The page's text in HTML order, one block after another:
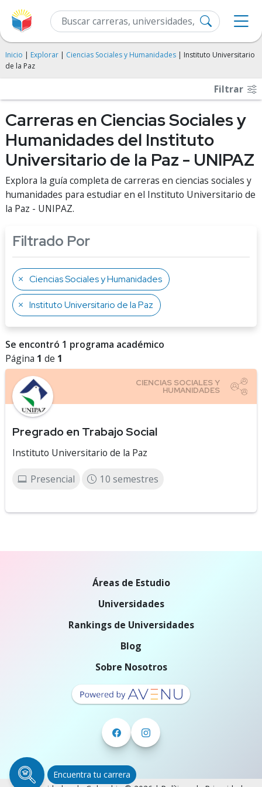
Inicio | Explorar | Ciencias Sociales y Humanidades | Instituto Universitario
de la Paz
Filtrar
Carreras en Ciencias Sociales y
Humanidades del Instituto
Universitario de la Paz - UNIPAZ
Explora la guía completa de carreras en ciencias sociales y
humanidades para estudiar en el Instituto Universitario de
la Paz - UNIPAZ.
Filtrado Por
Ciencias Sociales y Humanidades
Instituto Universitario de la Paz
Se encontró 1 programa académico
Página 1 de 1
Pregrado en Trabajo Social
Instituto Universitario de la Paz
Presencial 10 semestres
Encuentra tu carrera
Áreas de Estudio
Universidades
Rankings de Universidades
Blog
Sobre Nosotros